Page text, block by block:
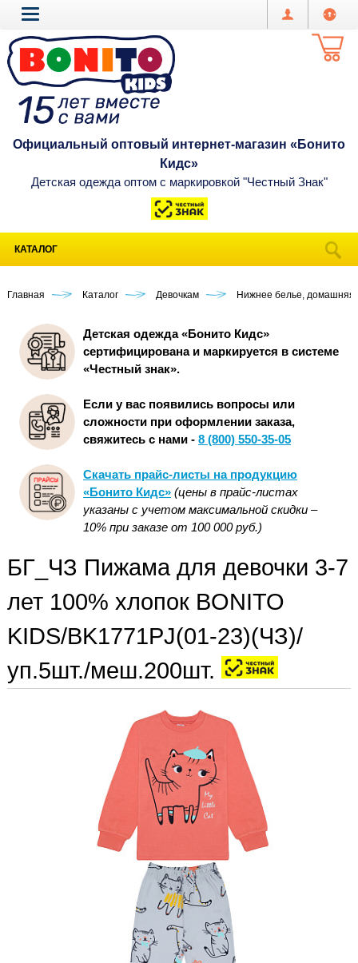
Официальный оптовый интернет-магазин «Бонито
Кидс»
Детская одежда оптом с маркировкой "Честный Знак"
КАТАЛОГ
Главная Каталог Девочкам Нижнее белье, домашняя
Детская одежда «Бонито Кидс»
сертифицирована и маркируется в системе
«Честный знак».
Если у вас появились вопросы или
сложности при оформлении заказа,
свяжитесь с нами - 8 (800) 550-35-05
Скачать прайс-листы на продукцию
«Бонито Кидс» (цены в прайс-листах
указаны с учетом максимальной скидки –
10% при заказе от 100 000 руб.)
БГ_ЧЗ Пижама для девочки 3-7
лет 100% хлопок BONITO
KIDS/BK1771PJ(01-23)(ЧЗ)/
уп.5шт./меш.200шт.